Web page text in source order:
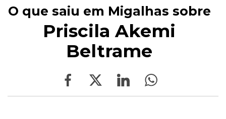
O que saiu em Migalhas sobre
Priscila Akemi
Beltrame